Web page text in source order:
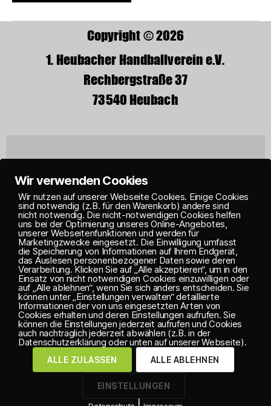
Copyright © 2026
1. Heubacher Handballverein e.V.
Rechbergstraße 37
73540 Heubach
IMPRESSUM
DATENSCHUTZERKLÄRUNG
Wir verwenden Cookies
Wir nutzen auf unserer Webseite Cookies. Einige Cookies
sind notwendig (z.B. für den Warenkorb) andere sind
nicht notwendig. Die nicht-notwendigen Cookies helfen
uns bei der Optimierung unseres Online-Angebotes,
unserer Webseitenfunktionen und werden für
Marketingzwecke eingesetzt. Die Einwilligung umfasst
die Speicherung von Informationen auf Ihrem Endgerät,
das Auslesen personenbezogener Daten sowie deren
Verarbeitung. Klicken Sie auf „Alle akzeptieren“, um in den
Einsatz von nicht notwendigen Cookies einzuwilligen oder
auf „Alle ablehnen“, wenn Sie sich anders entscheiden. Sie
können unter „Einstellungen verwalten“ detaillierte
Informationen der von uns eingesetzten Arten von
Cookies erhalten und deren Einstellungen aufrufen. Sie
können die Einstellungen jederzeit aufrufen und Cookies
auch nachträglich jederzeit abwählen (z.B. in der
Datenschutzerklärung oder unten auf unserer Webseite).
ALLE ZULASSEN ALLE ABLEHNEN
EINSTELLUNGEN